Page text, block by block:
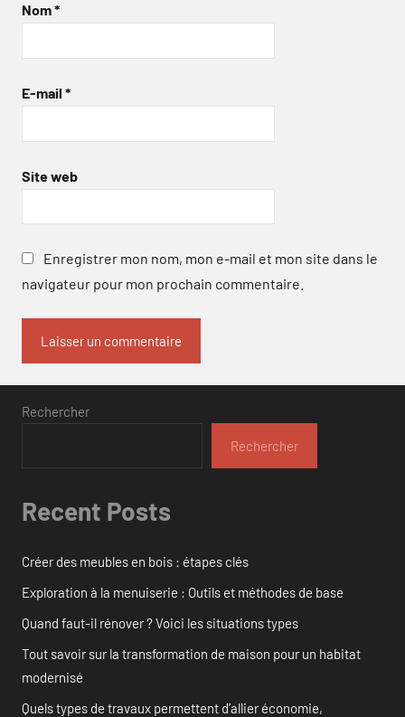
Nom*
E-mail *
Site web
Enregistrer mon nom, mon e-mail et mon site dans le
navigateur pour mon prochain commentaire.
Rechercher
Rechercher
Recent Posts
Créer des meubles en bois : étapes clés
Exploration à la menuiserie : Outils et méthodes de base
Quand faut-il rénover ? Voici les situations types
Tout savoir sur la transformation de maison pour un habitat
modernisé
Quels types de travaux permettent d’allier économie,